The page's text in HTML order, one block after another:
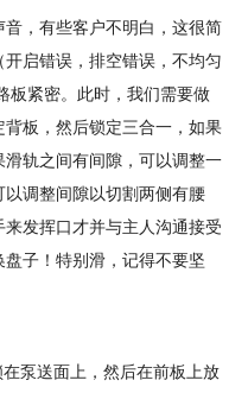
，有些客户不明白，这很简
启错误，排空错误，不均匀
板紧密。此时，我们需要做
板，然后锁定三合一，如果
轨之间有间隙，可以调整一
调整间隙以切割两侧有腰
发挥口才并与主人沟通接受
子！特别滑，记得不要坚
泵送面上，然后在前板上放